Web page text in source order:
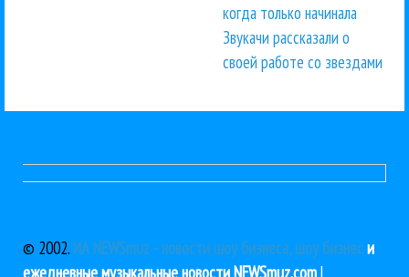
когда только начинала
Звукачи рассказали о
своей работе со звездами
© 2002. ИА NEWSmuz - новости шоу бизнеса, шоу бизнеси
ежедневные музыкальные новости NEWSmuz.com|